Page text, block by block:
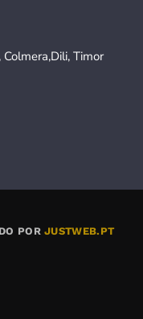
Timor
PORJUSTWEB.PT